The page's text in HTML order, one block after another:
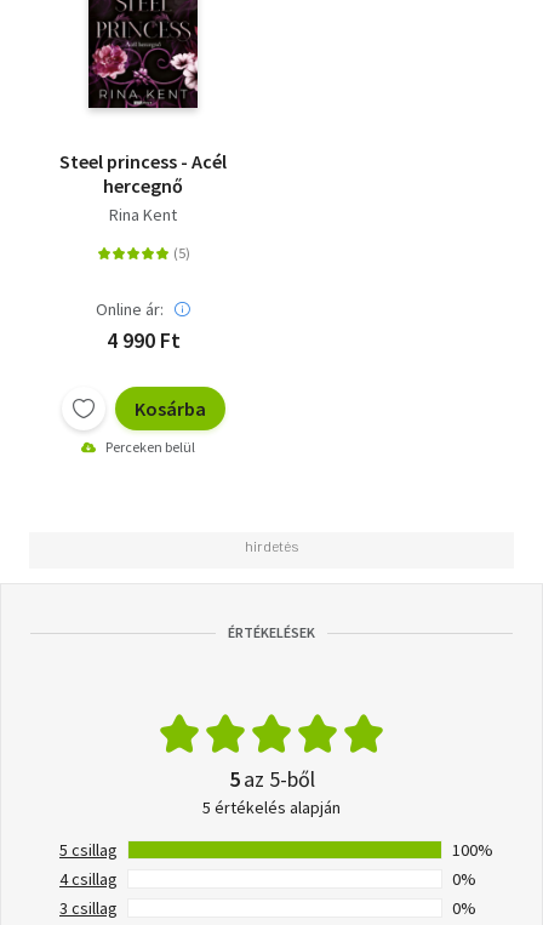
Steel princess - Acél
hercegnő
Rina Kent
Online ár:
4 990 Ft
Kosárba
Perceken belül
ÉRTÉKELÉSEK
5az 5-ből
5 értékelés alapján
5 csillag
100%
4 csillag
0%
3 csillag
0%